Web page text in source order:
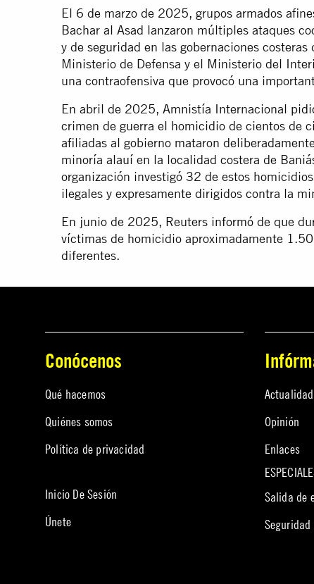
El 6 de marzo de 2025, grupos armados
Bachar al Asad lanzaron múltiples ataques
y de seguridad en las gobernaciones
Ministerio de Defensa y el Ministerio del
una contraofensiva que provocó una
En abril de 2025, Amnistía Internacional
crimen de guerra el homicidio de cientos de
afiliadas al gobierno mataron
minoría alauí en la localidad costera de
organización investigó 32 de estos
ilegales y expresamente dirigidos contra la
En junio de 2025, Reuters informó de que
víctimas de homicidio aproximadamente
diferentes.
Conócenos
Qué hacemos
Quiénes somos
Política de privacidad
Inicio De Sesión
Únete
Actualidad
Opinión
Enlaces
Salida de